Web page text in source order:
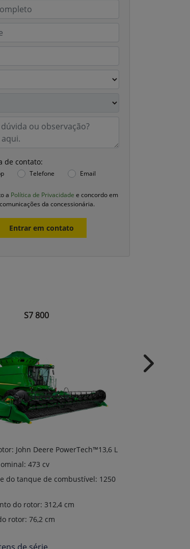
de contato:
Telefone Email
a Política de Privacidade e concordo em
da concessionária.
Entrar em contato
S7 800
John Deere PowerTech™13,6 L
473 cv
do tanque de combustível: 1250
do rotor: 312,4 cm
rotor: 76,2 cm
Next